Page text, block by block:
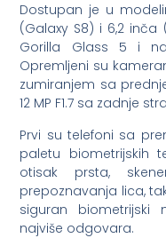
Dostupan je u
(Galaxy S8) i 6,2 inča
Gorilla Glass 5 i
Opremljeni su
zumiranjem sa
12 MP F1.7 sa zadnje
Prvi su telefoni sa
paletu biometrijskih
otisak prsta,
prepoznavanja lica,
siguran biometrijski
najviše odgovara.